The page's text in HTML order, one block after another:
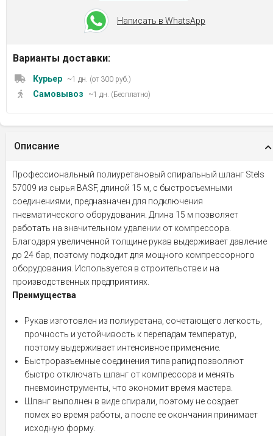
Написать в WhatsApp
Варианты доставки:
Курьер ~1 дн. (от 300 руб.)
Самовывоз ~1 дн. (Бесплатно)
Описание
Профессиональный полиуретановый спиральный шланг Stels
57009 из сырья BASF, длиной 15 м, с быстросъемными
соединениями, предназначен для подключения
пневматического оборудования. Длина 15 м позволяет
работать на значительном удалении от компрессора.
Благодаря увеличенной толщине рукав выдерживает давление
до 24 бар, поэтому подходит для мощного компрессорного
оборудования. Используется в строительстве и на
производственных предприятиях.
Преимущества
Рукав изготовлен из полиуретана, сочетающего легкость,
прочность и устойчивость к перепадам температур,
поэтому выдерживает интенсивное применение.
Быстроразъемные соединения типа рапид позволяют
быстро отключать шланг от компрессора и менять
пневмоинструменты, что экономит время мастера.
Шланг выполнен в виде спирали, поэтому не создает
помех во время работы, а после ее окончания принимает
исходную форму.